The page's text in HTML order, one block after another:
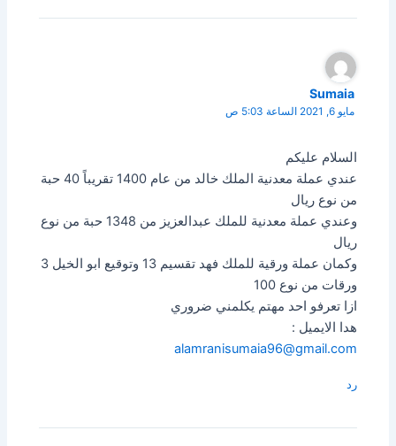
Sumaia
مايو 6, 2021 الساعة 5:03 ص
السلام عليكم
عندي عملة معدنية الملك خالد من عام 1400 تقريباً 40 حبة
من نوع ريال
وعندي عملة معدنية للملك عبدالعزيز من 1348 حبة من نوع
ريال
وكمان عملة ورقية للملك فهد تقسيم 13 وتوقيع ابو الخيل 3
ورقات من نوع 100
ازا تعرفو احد مهتم يكلمني ضروري
هدا الايميل :
alamranisumaia96@gmail.com
رد